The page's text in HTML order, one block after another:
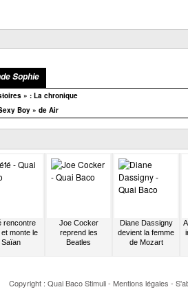
Sophie
» : La chronique
Boy » de Air
rencontre
et monte le
Saïan
Joe Cocker
reprend les
Beatles
Diane Dassigny
devient la femme
de Mozart
Copyright : Quai BacoStimuli- Mentions légales -